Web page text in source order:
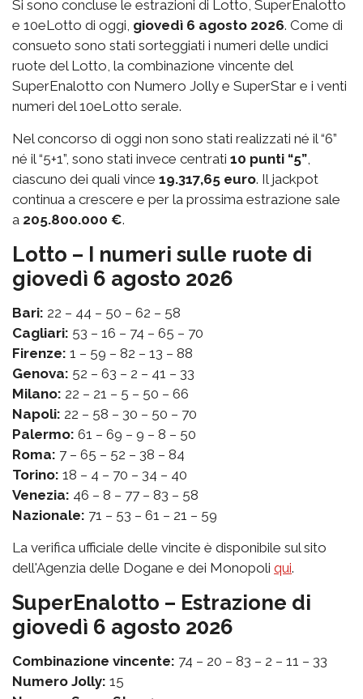
Si sono concluse le estrazioni di Lotto, SuperEnalotto
e 10eLotto di oggi, giovedì 6 agosto 2026. Come di
consueto sono stati sorteggiati i numeri delle undici
ruote del Lotto, la combinazione vincente del
SuperEnalotto con Numero Jolly e SuperStar e i venti
numeri del 10eLotto serale.
Nel concorso di oggi non sono stati realizzati né il “6”
né il “5+1”, sono stati invece centrati 10 punti “5”,
ciascuno dei quali vince 19.317,65 euro. Il jackpot
continua a crescere e per la prossima estrazione sale
a 205.800.000 €.
Lotto – I numeri sulle ruote di
giovedì 6 agosto 2026
Bari: 22 – 44 – 50 – 62 – 58
Cagliari: 53 – 16 – 74 – 65 – 70
Firenze: 1 – 59 – 82 – 13 – 88
Genova: 52 – 63 – 2 – 41 – 33
Milano: 22 – 21 – 5 – 50 – 66
Napoli: 22 – 58 – 30 – 50 – 70
Palermo: 61 – 69 – 9 – 8 – 50
Roma: 7 – 65 – 52 – 38 – 84
Torino: 18 – 4 – 70 – 34 – 40
Venezia: 46 – 8 – 77 – 83 – 58
Nazionale: 71 – 53 – 61 – 21 – 59
La verifica ufficiale delle vincite è disponibile sul sito
dell'Agenzia delle Dogane e dei Monopoli qui.
SuperEnalotto – Estrazione di
giovedì 6 agosto 2026
Combinazione vincente: 74 – 20 – 83 – 2 – 11 – 33
Numero Jolly: 15